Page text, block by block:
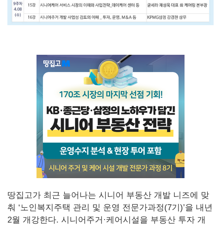
땅집고가 최근 늘어나는 시니어 부동산 개발 니즈에 맞
춰 ‘노인복지주택 관리 및 운영 전문가과정(7기)’을 내년
2월 개강한다. 시니어주거·케어시설을 부동산 투자 개